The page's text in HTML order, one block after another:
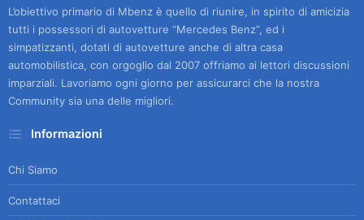
L’obiettivo primario di Mbenz è quello di riunire, in spirito di amicizia
tutti i possessori di autovetture “Mercedes Benz”, ed i
simpatizzanti, dotati di autovetture anche di altra casa
automobilistica, con orgoglio dal 2007 offriamo ai lettori discussioni
imparziali. Lavoriamo ogni giorno per assicurarci che la nostra
Community sia una delle migliori.
Informazioni
Chi Siamo
Contattaci